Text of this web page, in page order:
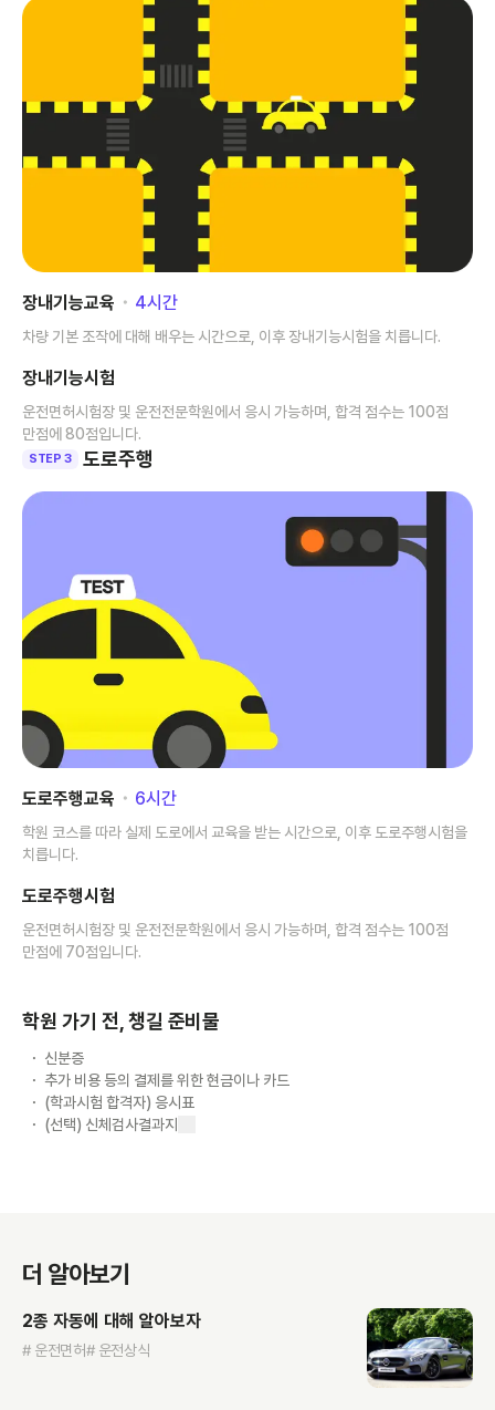
장내기능교육 ･ 4시간
차량 기본 조작에 대해 배우는 시간으로, 이후 장내기능시험을 치릅니다.
장내기능시험
운전면허시험장 및 운전전문학원에서 응시 가능하며, 합격 점수는 100점
만점에 80점입니다.
STEP 3 도로주행
도로주행교육 ･ 6시간
학원 코스를 따라 실제 도로에서 교육을 받는 시간으로, 이후 도로주행시험을
치릅니다.
도로주행시험
운전면허시험장 및 운전전문학원에서 응시 가능하며, 합격 점수는 100점
만점에 70점입니다.
학원 가기 전, 챙길 준비물
신분증
추가 비용 등의 결제를 위한 현금이나 카드
(학과시험 합격자) 응시표
(선택) 신체검사결과지
더 알아보기
2종 자동에 대해 알아보자
# 운전면허# 운전상식